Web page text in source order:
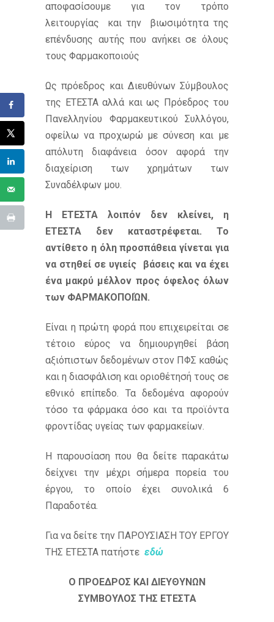
αποφασίσουμε για τον τρόπο
λειτουργίας και την βιωσιμότητα της
επένδυσης αυτής που ανήκει σε όλους
τους Φαρμακοποιούς
Ως πρόεδρος και Διευθύνων Σύμβουλος
της ΕΤΕΣΤΑ αλλά και ως Πρόεδρος του
Πανελληνίου Φαρμακευτικού Συλλόγου,
οφείλω να προχωρώ με σύνεση και με
απόλυτη διαφάνεια όσον αφορά την
διαχείριση των χρημάτων των
Συναδέλφων μου.
Η ΕΤΕΣΤΑ λοιπόν δεν κλείνει, η
ΕΤΕΣΤΑ δεν καταστρέφεται. Το
αντίθετο η όλη προσπάθεια γίνεται για
να στηθεί σε υγιείς βάσεις και να έχει
ένα μακρύ μέλλον προς όφελος όλων
των ΦΑΡΜΑΚΟΠΟΙΏΝ.
Είναι η πρώτη φορά που επιχειρείται σε
τέτοιο εύρος να δημιουργηθεί βάση
αξιόπιστων δεδομένων στον ΠΦΣ καθώς
και η διασφάλιση και οριοθέτησή τους σε
εθνικό επίπεδο. Τα δεδομένα αφορούν
τόσο τα φάρμακα όσο και τα προϊόντα
φροντίδας υγείας των φαρμακείων.
Η παρουσίαση που θα δείτε παρακάτω
δείχνει την μέχρι σήμερα πορεία του
έργου, το οποίο έχει συνολικά 6
Παραδοτέα.
Για να δείτε την ΠΑΡΟΥΣΙΑΣΗ ΤΟΥ ΕΡΓΟΥ
ΤΗΣ ΕΤΕΣΤΑ πατήστε εδώ
Ο ΠΡΟΕΔΡΟΣ ΚΑΙ ΔΙΕΥΘΥΝΩΝ
ΣΥΜΒΟΥΛΟΣ ΤΗΣ ΕΤΕΣΤΑ